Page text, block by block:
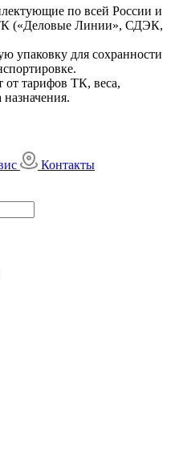
по всей России и
(«Деловые Линии», СДЭК,
упаковку для сохранности
от тарифов ТК, веса,
Контакты